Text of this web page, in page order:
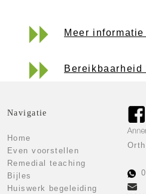
Meer
Navigatie
Home
Even voorstellen
Remedial teaching
Bijles
Huiswerk begeleiding